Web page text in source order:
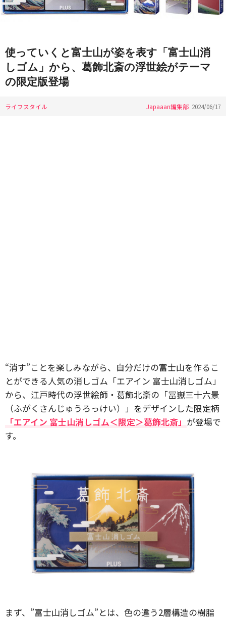
使っていくと富士山が姿を表す「富士山消
しゴム」から、葛飾北斎の浮世絵がテーマ
の限定版登場
ライフスタイル Japaaan編集部 2024/06/17
“消す”ことを楽しみながら、自分だけの富士山を作るこ
とができる人気の消しゴム「エアイン 富士山消しゴム」
から、江戸時代の浮世絵師・葛飾北斎の「冨嶽三十六景
（ふがくさんじゅうろっけい）」をデザインした限定柄
「エアイン 富士山消しゴム＜限定＞葛飾北斎」 が登場で
す。
まず、”富士山消しゴム”とは、色の違う2層構造の樹脂